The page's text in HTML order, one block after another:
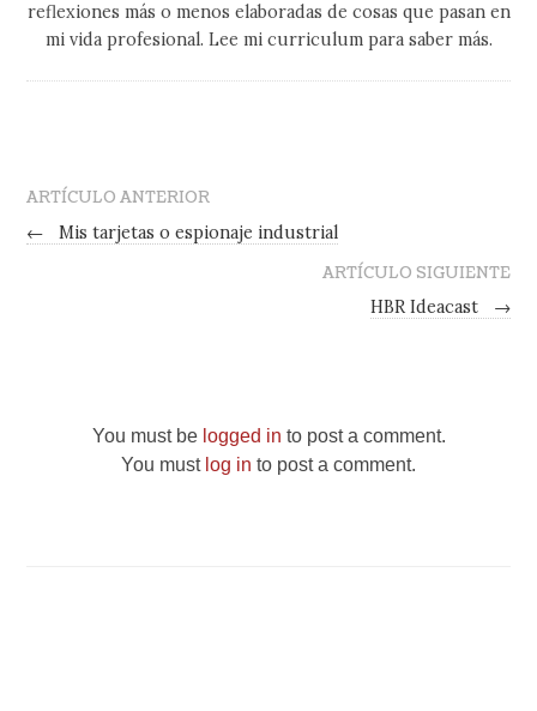
reflexiones más o menos elaboradas de cosas que pasan en
mi vida profesional. Lee mi curriculum para saber más.
ARTÍCULO ANTERIOR
←
Mis tarjetas o espionaje industrial
ARTÍCULO SIGUIENTE
HBR Ideacast
→
You must be logged in to post a comment.
You must log in to post a comment.